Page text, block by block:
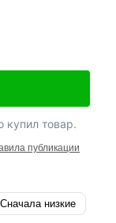
Сначала низкие
купил товар.
публикации